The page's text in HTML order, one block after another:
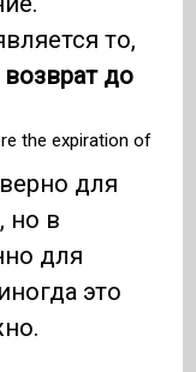
то,
до
the expiration of
для
но в
для
это